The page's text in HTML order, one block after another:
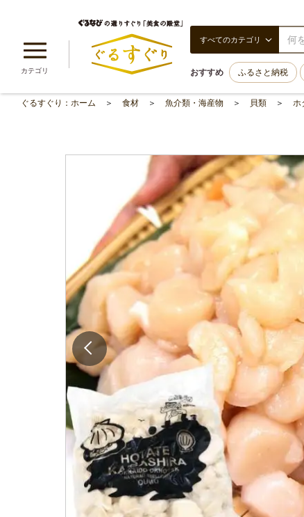
カテゴリ
すべてのカテゴリ
おすすめ ふるさと納税
ぐるすぐり：ホーム 食材 魚介類・海産物 貝類 ホ